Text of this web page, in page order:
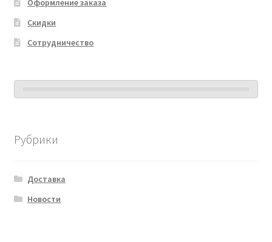
Оформление заказа
Скидки
Сотрудничество
Рубрики
Доставка
Новости